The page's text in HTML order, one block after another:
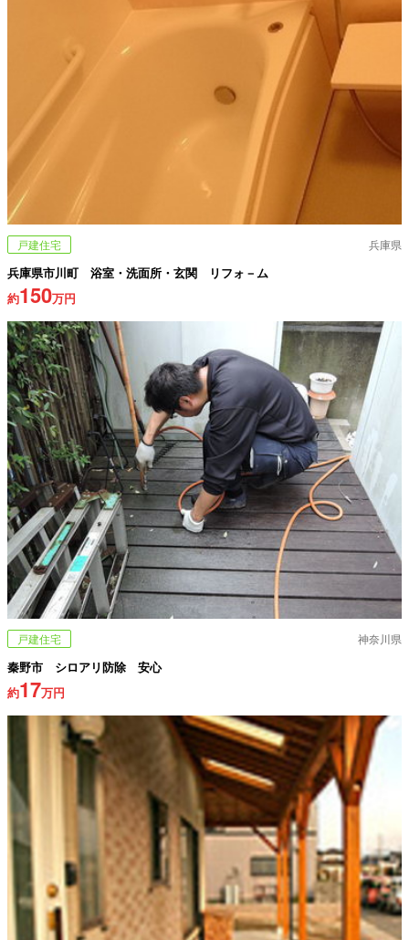
戸建住宅 兵庫県
兵庫県市川町 浴室・洗面所・玄関 リフォ－ム
約150万円
戸建住宅 神奈川県
秦野市 シロアリ防除 安心
約17万円